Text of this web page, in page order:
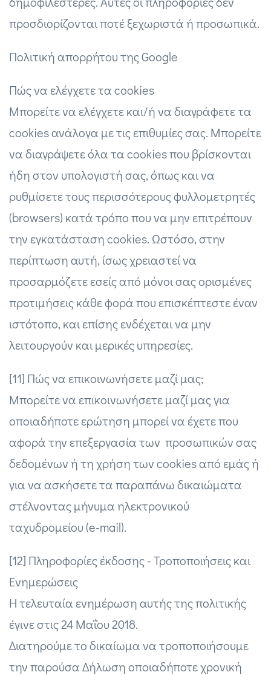
προσδιορίζονται ποτέ ξεχωριστά ή προσωπικά.
Πολιτική απορρήτου της Google
Πώς να ελέγχετε τα cookies
Μπορείτε να ελέγχετε και/ή να διαγράφετε τα
cookies ανάλογα με τις επιθυμίες σας. Μπορείτε
να διαγράψετε όλα τα cookies που βρίσκονται
ήδη στον υπολογιστή σας, όπως και να
ρυθμίσετε τους περισσότερους φυλλομετρητές
(browsers) κατά τρόπο που να μην επιτρέπουν
την εγκατάσταση cookies. Ωστόσο, στην
περίπτωση αυτή, ίσως χρειαστεί να
προσαρμόζετε εσείς από μόνοι σας ορισμένες
προτιμήσεις κάθε φορά που επισκέπτεστε έναν
ιστότοπο, και επίσης ενδέχεται να μην
λειτουργούν και μερικές υπηρεσίες.
[11] Πώς να επικοινωνήσετε μαζί μας;
Μπορείτε να επικοινωνήσετε μαζί μας για
οποιαδήποτε ερώτηση μπορεί να έχετε που
αφορά την επεξεργασία των προσωπικών σας
δεδομένων ή τη χρήση των cookies από εμάς ή
για να ασκήσετε τα παραπάνω δικαιώματα
στέλνοντας μήνυμα ηλεκτρονικού
ταχυδρομείου (e-mail).
[12] Πληροφορίες έκδοσης - Τροποποιήσεις και
Ενημερώσεις
Η τελευταία ενημέρωση αυτής της πολιτικής
έγινε στις 24 Μαΐου 2018.
Διατηρούμε το δικαίωμα να τροποποιήσουμε
την παρούσα Δήλωση οποιαδήποτε χρονική